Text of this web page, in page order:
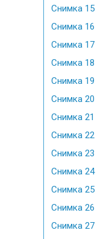
Снимка 15
Снимка 16
Снимка 17
Снимка 18
Снимка 19
Снимка 20
Снимка 21
Снимка 22
Снимка 23
Снимка 24
Снимка 25
Снимка 26
Снимка 27